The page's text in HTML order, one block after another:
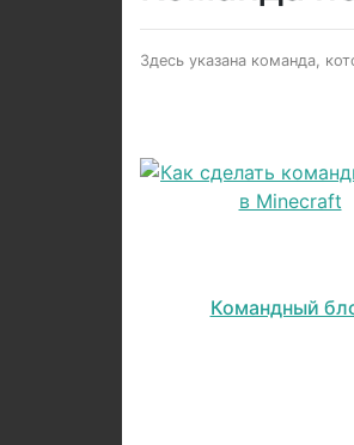
Здесь указана команда,
Командный